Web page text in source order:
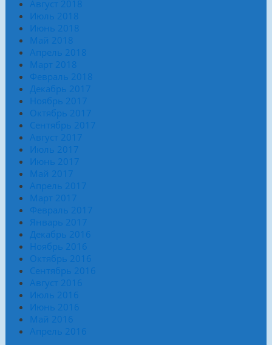
Август 2018
Июль 2018
Июнь 2018
Май 2018
Апрель 2018
Март 2018
Февраль 2018
Декабрь 2017
Ноябрь 2017
Октябрь 2017
Сентябрь 2017
Август 2017
Июль 2017
Июнь 2017
Май 2017
Апрель 2017
Март 2017
Февраль 2017
Январь 2017
Декабрь 2016
Ноябрь 2016
Октябрь 2016
Сентябрь 2016
Август 2016
Июль 2016
Июнь 2016
Май 2016
Апрель 2016